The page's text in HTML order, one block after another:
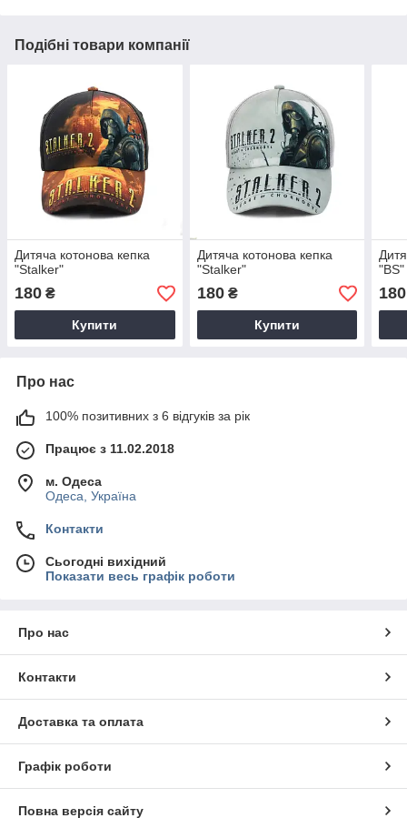
Подібні товари компанії
Дитяча котонова кепка
"Stalker"
180 ₴
Купити
Дитяча котонова кепка
"Stalker"
180₴
Купити
"BS"
180
Про нас
100% позитивних з 6 відгуків за рік
Працює з 11.02.2018
м. Одеса
Одеса, Україна
Контакти
Сьогодні вихідний
Показати весь графік роботи
Про нас
Контакти
Доставка та оплата
Графік роботи
Повна версія сайту